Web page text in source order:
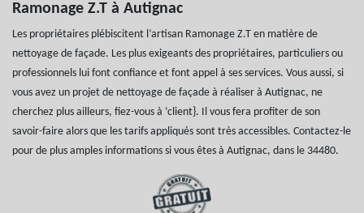
Ramonage Z.T à Autignac
Les propriétaires plébiscitent l’artisan Ramonage Z.T en matière de
nettoyage de façade. Les plus exigeants des propriétaires, particuliers ou
professionnels lui font confiance et font appel à ses services. Vous aussi, si
vous avez un projet de nettoyage de façade à réaliser à Autignac, ne
cherchez plus ailleurs, fiez-vous à ‘client}. Il vous fera profiter de son
savoir-faire alors que les tarifs appliqués sont très accessibles. Contactez-le
pour de plus amples informations si vous êtes à Autignac, dans le 34480.